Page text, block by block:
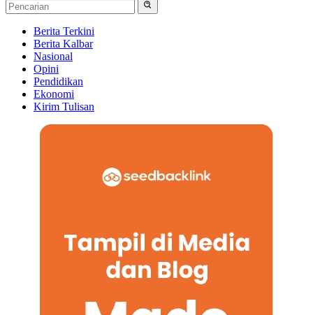
Berita Terkini
Berita Kalbar
Nasional
Opini
Pendidikan
Ekonomi
Kirim Tulisan